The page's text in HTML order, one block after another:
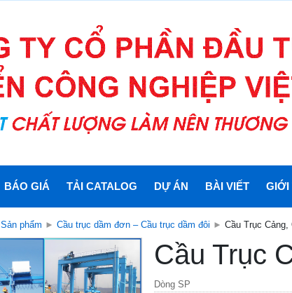
BÁO GIÁ TẢI CATALOG DỰ ÁN BÀI VIẾT GIỚI
Sản phẩm ► Cầu trục dầm đơn – Cầu trục dầm đôi ► Cầu Trục Cảng,
Cầu Trục
Dòng SP